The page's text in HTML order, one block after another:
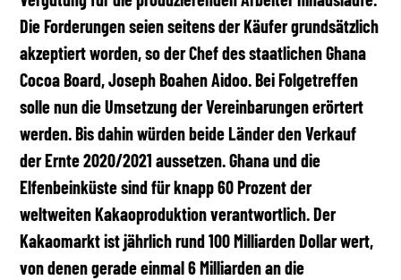
Die Forderungen seien seitens der Käufer grundsätzlich
akzeptiert worden, so der Chef des staatlichen Ghana
Cocoa Board, Joseph Boahen Aidoo. Bei Folgetreffen
solle nun die Umsetzung der Vereinbarungen erörtert
werden. Bis dahin würden beide Länder den Verkauf
der Ernte 2020/2021 aussetzen. Ghana und die
Elfenbeinküste sind für knapp 60 Prozent der
weltweiten Kakaoproduktion verantwortlich. Der
Kakaomarkt ist jährlich rund 100 Milliarden Dollar wert,
von denen gerade einmal 6 Milliarden an die